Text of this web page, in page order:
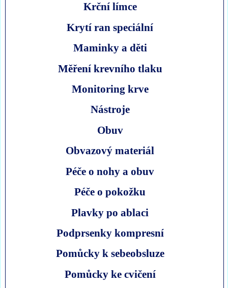
Krční límce
Krytí ran speciální
Maminky a děti
Měření krevního tlaku
Monitoring krve
Nástroje
Obuv
Obvazový materiál
Péče o nohy a obuv
Péče o pokožku
Plavky po ablaci
Podprsenky kompresní
Pomůcky k sebeobsluze
Pomůcky ke cvičení